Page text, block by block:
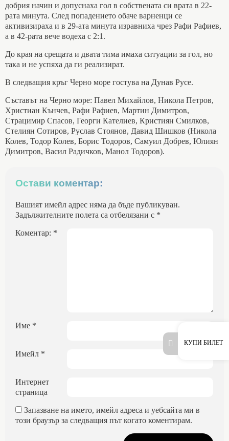
КУПИ БИЛЕТ
добрия начин и допуснаха гол в собствената си врата в 22-
рата минута. След попадението обаче варненци се
активизираха и в 29-ата минута изравниха чрез Рафи Рафиев,
а в 42-рата вече водеха с 2:1.
До края на срещата и двата тима имаха ситуации за гол, но
така и не успяха да ги реализират.
В следващия кръг Черно море гостува на Дунав Русе.
Съставът на Черно море: Павел Михайлов, Никола Петров,
Христиан Кънчев, Рафи Рафиев, Мартин Димитров,
Страцимир Спасов, Георги Кателиев, Кристиян Смилков,
Стелиян Сотиров, Руслав Стоянов, Давид Шишков (Никола
Колев, Тодор Колев, Борис Тодоров, Самуил Добрев, Юлиян
Димитров, Васил Радичков, Манол Тодоров).
Остави коментар:
Вашият имейл адрес няма да бъде публикуван.
Задължителните полета са отбелязани с *
Коментар: *
Име *
Имейл *
Интернет
страница
Запазване на името, имейл адреса и уебсайта ми в
този браузър за следващия път когато коментирам.